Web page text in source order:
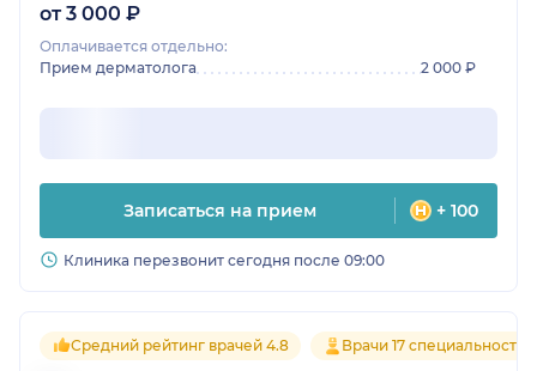
от 3 000 ₽
Оплачивается отдельно:
Прием дерматолога
2 000 ₽
Записаться на прием + 100
Клиника перезвонит сегодня после 09:00
Средний рейтинг врачей 4.8 Врачи 17 специальностей